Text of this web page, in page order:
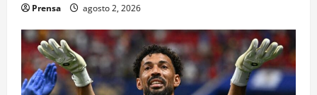
Prensa agosto 2, 2026